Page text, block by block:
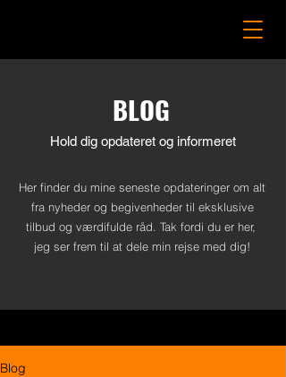
BLOG
Hold dig opdateret og informeret
Her finder du mine seneste opdateringer om alt
fra nyheder og begivenheder til eksklusive
tilbud og værdifulde råd. Tak fordi du er her,
jeg ser frem til at dele min rejse med dig!
Blog